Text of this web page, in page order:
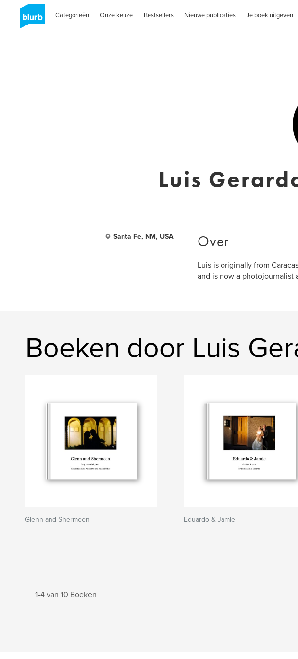
Categorieën Onze keuze Bestsellers Nieuwe publicaties Je boek uitgeven
Luis
Santa Fe, NM, USA Over
Luis is originally from
and is now a photojournalist
Boeken door Luis
Glenn and Shermeen Eduardo & Jamie
1-4 van 10 Boeken